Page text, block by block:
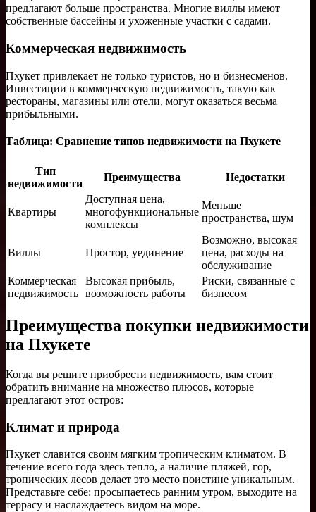
предлагают больше пространства. Многие виллы имеют
собственные бассейны и ухоженные участки с садами.
Коммерческая недвижимость
Пхукет привлекает не только туристов, но и бизнесменов.
Инвестиции в коммерческую недвижимость, такую как
рестораны, магазины или отели, могут оказаться весьма
прибыльными.
Таблица: Сравнение типов недвижимости на Пхукете
Тип
недвижимости
Преимущества Недостатки
Квартиры
Доступная цена,
многофункциональные
комплексы
Меньше
пространства, шум
Виллы Простор, уединение
Возможно, высокая
цена, расходы на
обслуживание
Коммерческая
недвижимость
Высокая прибыль,
возможность работы
Риски, связанные с
бизнесом
Преимущества покупки недвижимости
на Пхукете
Когда вы решите приобрести недвижимость, вам стоит
обратить внимание на множество плюсов, которые
предлагают этот остров:
Климат и природа
Пхукет славится своим мягким тропическим климатом. В
течение всего года здесь тепло, а наличие пляжей, гор,
тропических лесов делает это место поистине уникальным.
Представьте себе: просыпаетесь ранним утром, выходите на
террасу и наслаждаетесь видом на море.